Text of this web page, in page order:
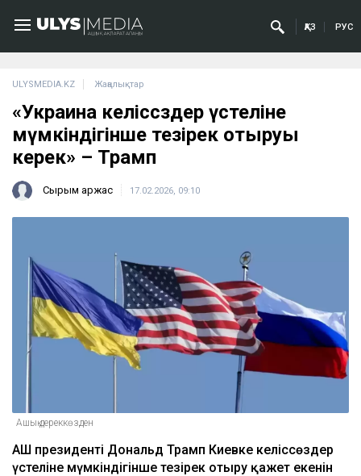
ҚАЗ РУС
ULYSMEDIA.KZ Жаңалықтар
«Украина келіссөздер үстеліне
мүмкіндігінше тезірек отыруы
керек» – Трамп
Сырым Қаржас 17.02.2026, 09:10
Ашық дереккөзден
АҚШ президенті Дональд Трамп Киевке келіссөздер
үстеліне мүмкіндігінше тезірек отыру қажет екенін